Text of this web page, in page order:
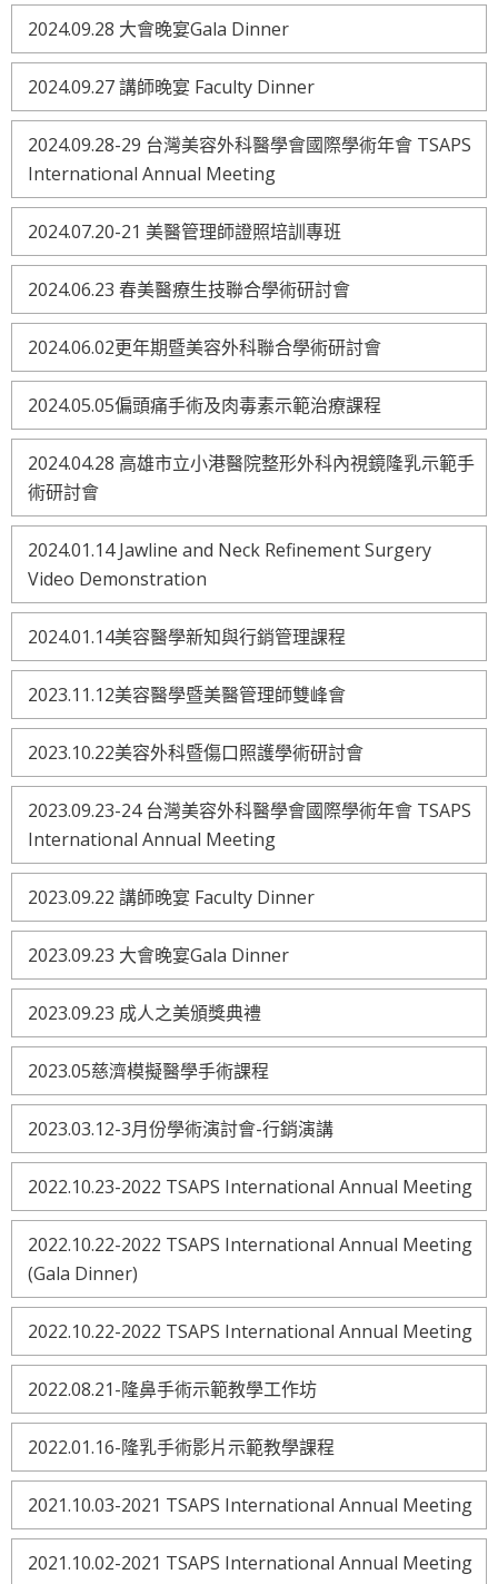
2024.09.28 大會晚宴Gala Dinner
2024.09.27 講師晚宴 Faculty Dinner
2024.09.28-29 台灣美容外科醫學會國際學術年會 TSAPS
International Annual Meeting
2024.07.20-21 美醫管理師證照培訓專班
2024.06.23 春美醫療生技聯合學術研討會
2024.06.02更年期暨美容外科聯合學術研討會
2024.05.05偏頭痛手術及肉毒素示範治療課程
2024.04.28 高雄市立小港醫院整形外科內視鏡隆乳示範手
術研討會
2024.01.14 Jawline and Neck Refinement Surgery
Video Demonstration
2024.01.14美容醫學新知與行銷管理課程
2023.11.12美容醫學暨美醫管理師雙峰會
2023.10.22美容外科暨傷口照護學術研討會
2023.09.23-24 台灣美容外科醫學會國際學術年會 TSAPS
International Annual Meeting
2023.09.22 講師晚宴 Faculty Dinner
2023.09.23 大會晚宴Gala Dinner
2023.09.23 成人之美頒獎典禮
2023.05慈濟模擬醫學手術課程
2023.03.12-3月份學術演討會-行銷演講
2022.10.23-2022 TSAPS International Annual Meeting
2022.10.22-2022 TSAPS International Annual Meeting
(Gala Dinner)
2022.10.22-2022 TSAPS International Annual Meeting
2022.08.21-隆鼻手術示範教學工作坊
2022.01.16-隆乳手術影片示範教學課程
2021.10.03-2021 TSAPS International Annual Meeting
2021.10.02-2021 TSAPS International Annual Meeting